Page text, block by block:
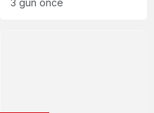
3 gün önce